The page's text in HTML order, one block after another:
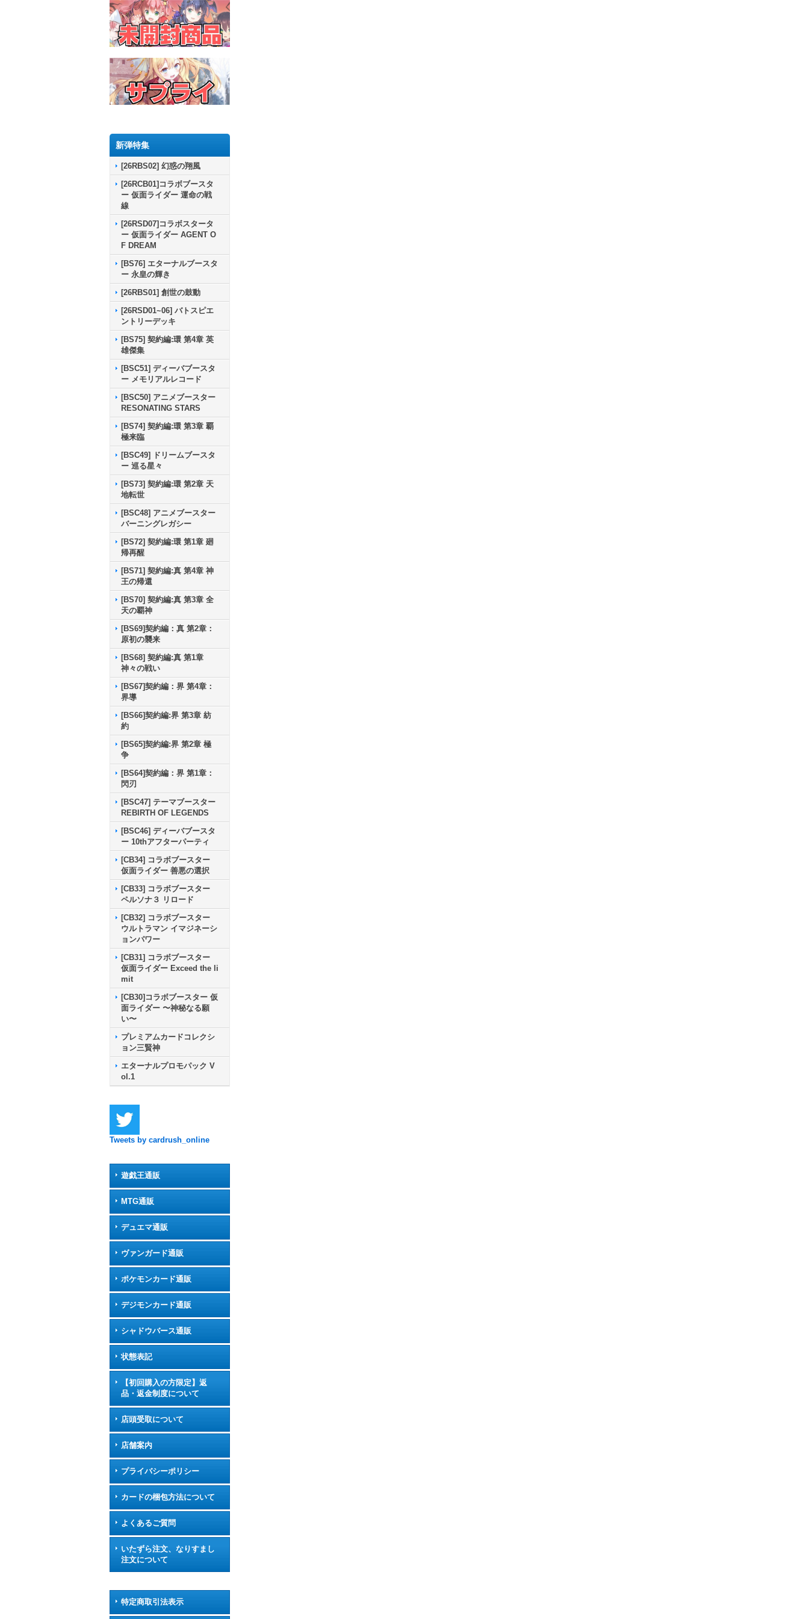
新弾特集
[26RBS02] 幻惑の翔風
[26RCB01]コラボブースタ
ー 仮面ライダー 運命の戦
線
[26RSD07]コラボスタータ
ー 仮面ライダー AGENT O
F DREAM
[BS76] エターナルブースタ
ー 永皇の輝き
[26RBS01] 創世の鼓動
[26RSD01~06] バトスピエ
ントリーデッキ
[BS75] 契約編:環 第4章 英
雄傑集
[BSC51] ディーバブースタ
ー メモリアルレコード
[BSC50] アニメブースター
RESONATING STARS
[BS74] 契約編:環 第3章 覇
極来臨
[BSC49] ドリームブースタ
ー 巡る星々
[BS73] 契約編:環 第2章 天
地転世
[BSC48] アニメブースター
バーニングレガシー
[BS72] 契約編:環 第1章 廻
帰再醒
[BS71] 契約編:真 第4章 神
王の帰還
[BS70] 契約編:真 第3章 全
天の覇神
[BS69]契約編：真 第2章：
原初の襲来
[BS68] 契約編:真 第1章
神々の戦い
[BS67]契約編：界 第4章：
界導
[BS66]契約編:界 第3章 紡
約
[BS65]契約編:界 第2章 極
争
[BS64]契約編：界 第1章：
閃刃
[BSC47] テーマブースター
REBIRTH OF LEGENDS
[BSC46] ディーバブースタ
ー 10thアフターパーティ
[CB34] コラボブースター
仮面ライダー 善悪の選択
[CB33] コラボブースター
ペルソナ３ リロード
[CB32] コラボブースター
ウルトラマン イマジネーシ
ョンパワー
[CB31] コラボブースター
仮面ライダー Exceed the li
mit
[CB30]コラボブースター 仮
面ライダー 〜神秘なる願
い〜
プレミアムカードコレクシ
ョン三賢神
エターナルプロモパック V
ol.1
Tweets by cardrush_online
遊戯王通販
MTG通販
デュエマ通販
ヴァンガード通販
ポケモンカード通販
デジモンカード通販
シャドウバース通販
状態表記
【初回購入の方限定】返
品・返金制度について
店頭受取について
店舗案内
プライバシーポリシー
カードの梱包方法について
よくあるご質問
いたずら注文、なりすまし
注文について
特定商取引法表示